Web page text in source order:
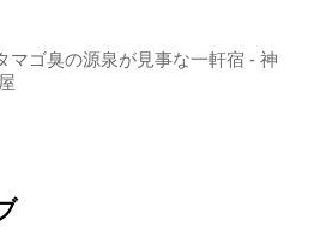
マゴ臭の源泉が見事な一軒宿 - 神